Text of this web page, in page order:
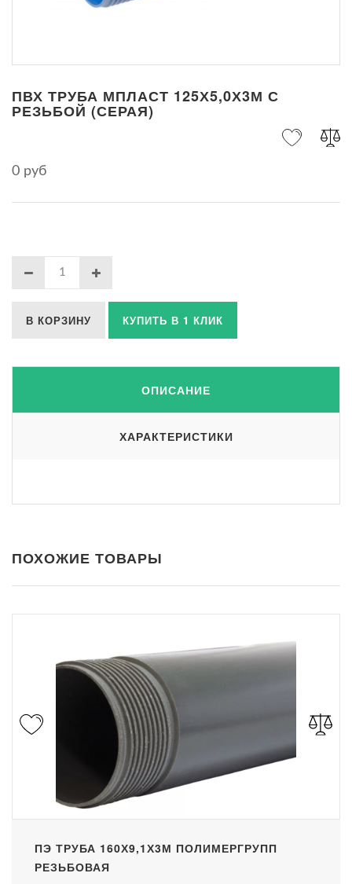
ПВХ ТРУБА МПЛАСТ 125Х5,0Х3М С
РЕЗЬБОЙ (СЕРАЯ)
0 руб
В КОРЗИНУ КУПИТЬ В 1 КЛИК
ОПИСАНИЕ
ХАРАКТЕРИСТИКИ
ПОХОЖИЕ ТОВАРЫ
ПЭ ТРУБА 160Х9,1Х3М ПОЛИМЕРГРУПП
РЕЗЬБОВАЯ